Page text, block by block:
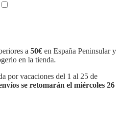
a 50€ en España Peninsular y
en la tienda.
por vacaciones del 1 al 25 de
se retomarán el miércoles 26